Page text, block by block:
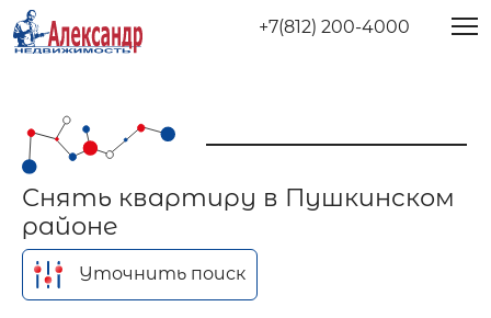
+7(812) 200-4000
Снять квартиру в Пушкинском
районе
Уточнить поиск